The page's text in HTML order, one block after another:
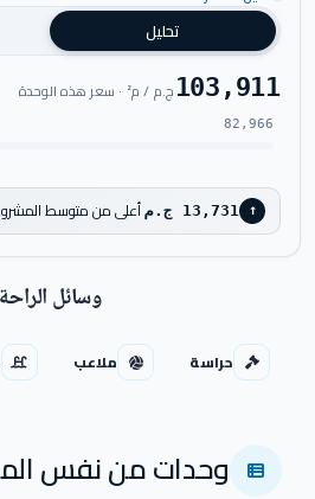
تحليل
103,911ج.م / م² · سعر هذه الوحدة
82,966
↑ 13,731 ج.م أعلى من متوسط
وسائل الراحة
حراسة ملاعب
وحدات من نفس